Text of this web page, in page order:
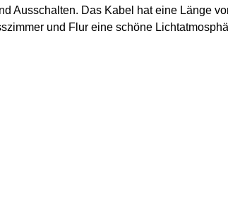
Ausschalten. Das Kabel hat eine Länge
und Flur eine schöne